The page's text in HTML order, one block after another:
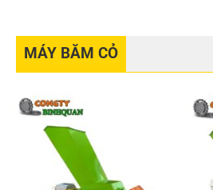
MÁY BĂM CỎ